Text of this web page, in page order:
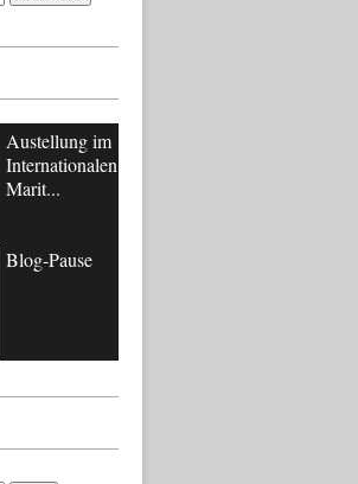
Austellung im
Internationalen
Marit...
Blog-Pause